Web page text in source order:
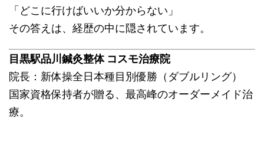
「どこに行けばいいか分からない」
その答えは、経歴の中に隠されています。
目黒駅品川鍼灸整体 コスモ治療院
院長：新体操全日本種目別優勝（ダブルリング）
国家資格保持者が贈る、最高峰のオーダーメイド治
療。